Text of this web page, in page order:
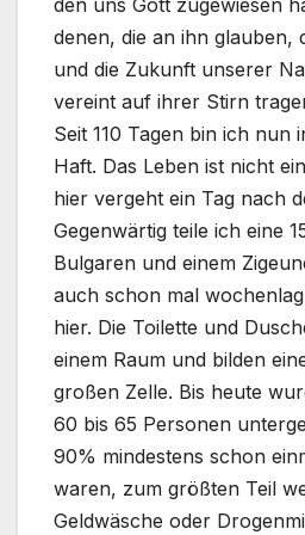
den uns Gott zugewiesen
denen, die an ihn glauben,
und die Zukunft unserer
vereint auf ihrer Stirn
Seit 110 Tagen bin ich nun
Haft. Das Leben ist nicht
hier vergeht ein Tag nach
Gegenwärtig teile ich eine
Bulgaren und einem
auch schon mal
hier. Die Toilette und
einem Raum und bilden
großen Zelle. Bis heute
60 bis 65 Personen
90% mindestens schon
waren, zum größten Teil
Geldwäsche oder